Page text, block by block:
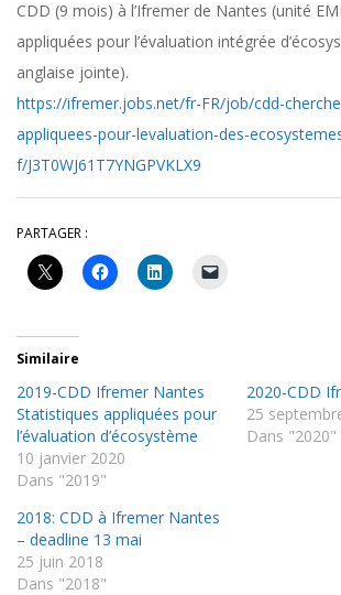
CDD (9 mois) à l’Ifremer de Nantes (unité
appliquées pour l’évaluation intégrée
anglaise jointe).
https://ifremer.jobs.net/fr-FR/job/cdd-
appliquees-pour-levaluation-des-
f/J3T0WJ61T7YNGPVKLX9
PARTAGER :
Similaire
2019-CDD Ifremer Nantes
Statistiques appliquées pour
l’évaluation d’écosystème
10 janvier 2020
Dans "2019"
2020-CDD
25
Dans "2020"
2018: CDD à Ifremer Nantes
– deadline 13 mai
25 juin 2018
Dans "2018"